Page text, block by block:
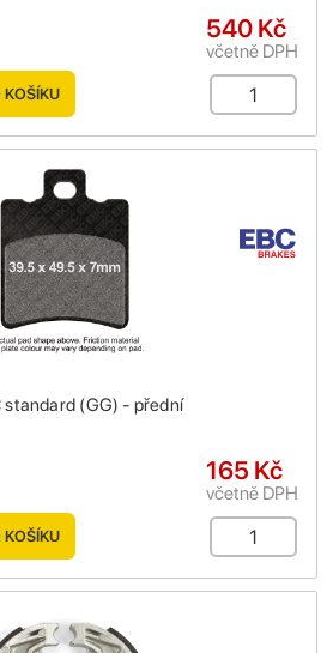
540 Kč
včetně DPH
KOŠÍKU
standard (GG) - přední
165 Kč
včetně DPH
KOŠÍKU